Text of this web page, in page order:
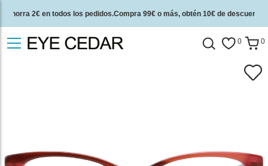
Ahorra 2€ en todos los pedidos.Compra 99€ o más, obtén 10€ de descuento.
2 años de garantía de calidad y 30 días de garantía de devolución del dinero.
0 0